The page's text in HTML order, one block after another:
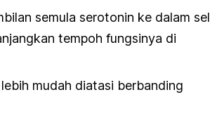
semula serotonin ke dalam sel
tempoh fungsinya di
mudah diatasi berbanding